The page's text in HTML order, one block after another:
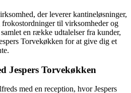
der leverer kantineløsninger,
frokostordninger til virksomheder og
en række udtalelser fra kunder,
Torvekøkken for at give dig et
Jespers Torvekøkken
med en reception, hvor Jespers